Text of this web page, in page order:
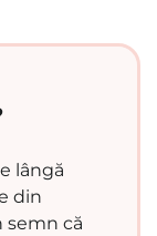
lângă
din
semn că